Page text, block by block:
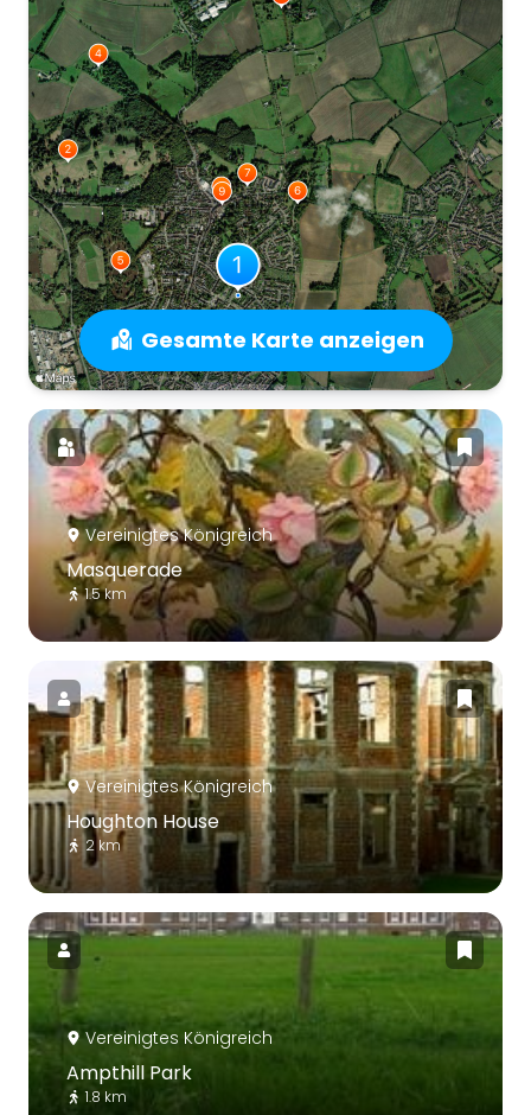
Gesamte Karte anzeigen
Vereinigtes Königreich
Masquerade
1.5 km
Vereinigtes Königreich
Houghton House
2 km
Vereinigtes Königreich
Ampthill Park
1.8 km